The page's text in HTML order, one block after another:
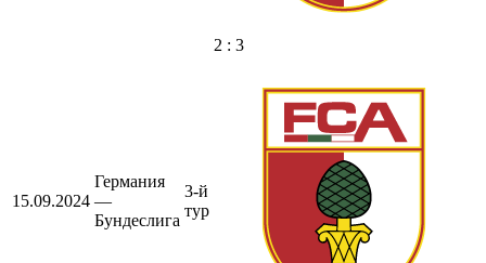
2 : 3
15.09.2024
Германия
—
Бундеслига
3-й
тур